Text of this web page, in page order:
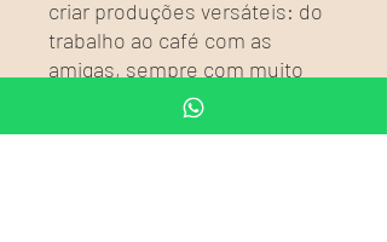
criar produções versáteis: do
trabalho ao café com as
amigas, sempre com muito
estilo e personalidade.
Porque na Alma Boho, cada